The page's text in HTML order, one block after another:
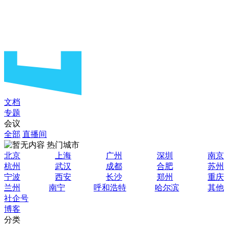
文档
专题
会议
全部 直播间
热门城市
北京
上海 广州 深圳
南京
杭州
武汉 成都 合肥
苏州
宁波
西安 长沙 郑州
重庆
兰州
南宁 呼和浩特 哈尔滨
其他
社企号
博客
分类